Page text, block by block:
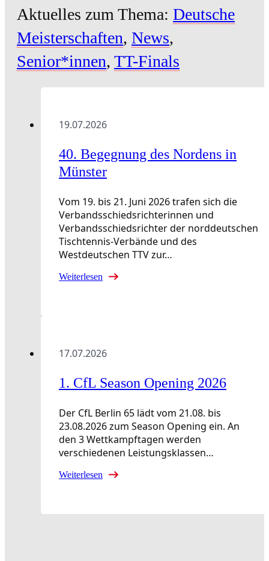
Aktuelles zum Thema: Deutsche
Meisterschaften, News,
Senior*innen, TT-Finals
19.07.2026
40. Begegnung des Nordens in
Münster
Vom 19. bis 21. Juni 2026 trafen sich die
Verbandsschiedsrichterinnen und
Verbandsschiedsrichter der norddeutschen
Tischtennis-Verbände und des
Westdeutschen TTV zur…
Weiterlesen
17.07.2026
1. CfL Season Opening 2026
Der CfL Berlin 65 lädt vom 21.08. bis
23.08.2026 zum Season Opening ein. An
den 3 Wettkampftagen werden
verschiedenen Leistungsklassen…
Weiterlesen